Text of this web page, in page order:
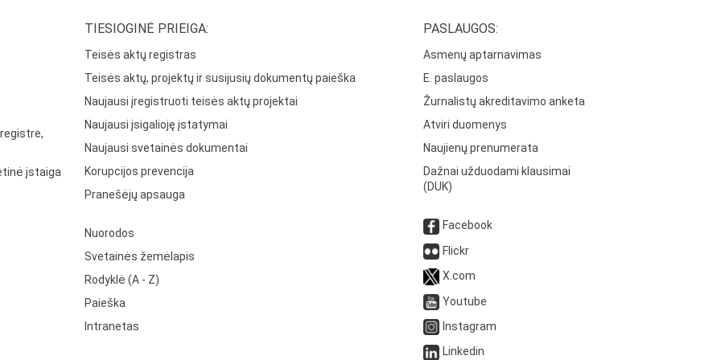
įstaiga
TIESIOGINĖ PRIEIGA:
Teisės aktų registras
Teisės aktų, projektų ir susijusių dokumentų paieška
Naujausi įregistruoti teisės aktų projektai
Naujausi įsigalioję įstatymai
Naujausi svetainės dokumentai
Korupcijos prevencija
Pranešėjų apsauga
Nuorodos
Svetainės žemėlapis
Rodyklė (A - Z)
Paieška
Intranetas
PASLAUGOS:
Asmenų aptarnavimas
E. paslaugos
Žurnalistų akreditavimo anketa
Atviri duomenys
Naujienų prenumerata
Dažnai užduodami klausimai
(DUK)
Facebook
Flickr
X.com
Youtube
Instagram
Linkedin